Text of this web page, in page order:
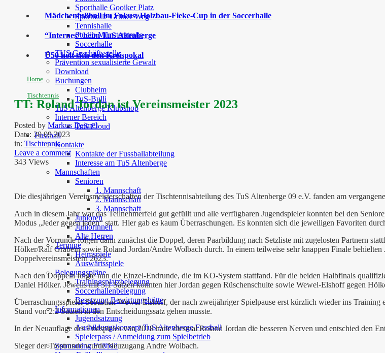
Sporthalle Gooiker Platz
Sporthalle Grüner Weg
Tennishalle
Studio Münsterstraße
Soccerhalle
TUS Geschäftsstelle
Prävention sexualisierte Gewalt
Download
Buchungen
Clubheim
TuS-Bulli
TuS Altenberge Klubshop
Interner Bereich
TuS Cloud
Fussball
Kontakte
Kontakte der Fussballabteilung
Interesse am TuS Altenberge
Mannschaften
Senioren
1. Mannschaft
2. Mannschaft
3. Mannschaft
Junioren
Juniorinnen
Alte Herren
Termine
Heimspiele
Auswärtsspiele
Belegungspläne
Trainingsplatzbelegung
Soccerhallenbelegung
Besetzung Bewirtungshütte
Informationen
Jugendsatzung
Ausbildungskonzept TuS Altenberge Fussball
Spielerpass / Anmeldung zum Spielbetrieb
Sponsoring Fußball
Mädchenfußball im Fokus: Holzbau-Fieke-Cup in der Soccerhalle
“Internes” beim TuS Altenberge
Ü50 holt sich den Kreispokal
Home
Tischtennis
TT: Roland Jordan ist Vereinsmeister 2023
Posted by Markus Deimel
Date: 20 09 2023
in: Tischtennis
Leave a comment
343 Views
Die diesjährigen Vereinsmeisterschaften der Tischtennisabteilung des TuS Altenberge 09 e.V. fanden am
Auch in diesem Jahr war das Teilnehmerfeld gut gefüllt und alle verfügbaren Jugendspieler konnten bei den
Modus „Jeder gegen jeden“ statt. Hier gab es kaum Überraschungen. Es konnten sich die jeweiligen Favoriten
Nach der Vorrunde folgen dann zunächst die Doppel, deren Paarbildung nach Setzliste mit zugelosten Partnern
Hölker/Ralf Grabein sowie Roland Jordan/Andre Wolbach durch. In einem teilweise sehr knappen Finale
Doppelvereinsmeistern 2023.
Nach den Doppeln folgte nun die Einzel-Endrunde, die im KO-System stattfand. Für die beiden Halbfinals
Daniel Hölker. Jeweils mit 3:1 Sätzen konnten hier Jordan gegen Rüschenschulte sowie Wewel-Elshoff gegen
Überraschungsspieler Sebastian Wewel-Elshoff, der nach zweijähriger Spielpause erst kürzlich wieder ins
Stand von 2:2 Sätzen in den Entscheidungssatz gehen musste.
In der Neuauflage des Endspieles von 2018 hatte diesmal Roland Jordan die besseren Nerven und entschied den
Sieger der Trostrunde wurde Neuzugang Andre Wolbach.